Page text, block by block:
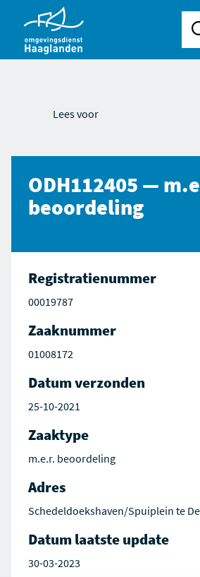
Lees voor
ODH112405 —
beoordeling
Registratienummer
00019787
Zaaknummer
01008172
Datum verzonden
25-10-2021
Zaaktype
m.e.r. beoordeling
Adres
Schedeldoekshaven/Spuiplein te
Datum laatste update
30-03-2023